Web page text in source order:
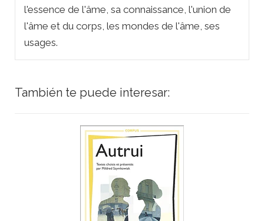
l'essence de l'âme, sa connaissance, l'union de
l'âme et du corps, les mondes de l'âme, ses
usages.
También te puede interesar: